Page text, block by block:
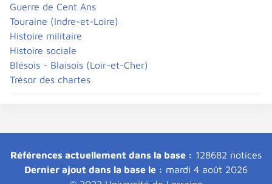
Guerre de Cent Ans
Touraine (Indre-et-Loire)
Histoire militaire
Histoire sociale
Blésois - Blaisois (Loir-et-Cher)
Trésor des chartes
Références actuellement dans la base : 128682 notices
Dernier ajout dans la base le : mardi 4 août 2026